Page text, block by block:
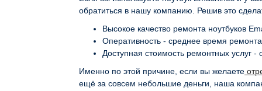
обратиться в нашу компанию. Решив это
Высокое качество ремонта ноутбуков
Оперативность - среднее время
Доступная стоимость ремонтных услуг -
Именно по этой причине, если вы желаете
ещё за совсем небольшие деньги, наша